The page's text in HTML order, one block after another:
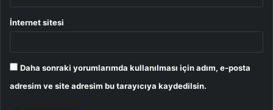
İnternet sitesi
Daha sonraki yorumlarımda kullanılması için adım, e-posta
adresim ve site adresim bu tarayıcıya kaydedilsin.